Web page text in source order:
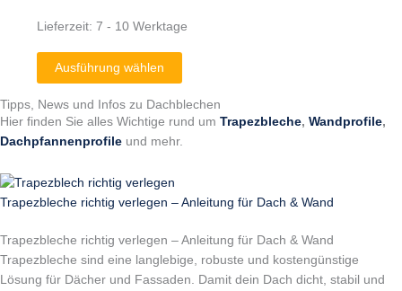
Lieferzeit:7 - 10 Werktage
Ausführung wählen
Tipps, News und Infos zu Dachblechen
Hier finden Sie alles Wichtige rund um Trapezbleche, Wandprofile,
Dachpfannenprofile und mehr.
Trapezbleche richtig verlegen – Anleitung für Dach & Wand
Trapezbleche richtig verlegen – Anleitung für Dach & Wand
Trapezbleche sind eine langlebige, robuste und kostengünstige
Lösung für Dächer und Fassaden. Damit dein Dach dicht, stabil und